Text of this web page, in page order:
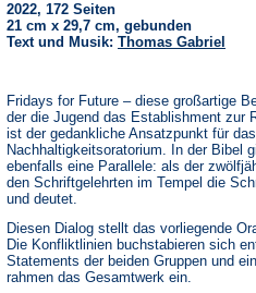
2022, 172 Seiten
21 cm x 29,7 cm, gebunden
Text und Musik: Thomas Gabriel
Fridays for Future – diese großartige
der die Jugend das Establishment zur
ist der gedankliche Ansatzpunkt für
Nachhaltigkeitsoratorium. In der Bibel
ebenfalls eine Parallele: als der
den Schriftgelehrten im Tempel die
und deutet.
Diesen Dialog stellt das vorliegende
Die Konfliktlinien buchstabieren sich
Statements der beiden Gruppen und
rahmen das Gesamtwerk ein.